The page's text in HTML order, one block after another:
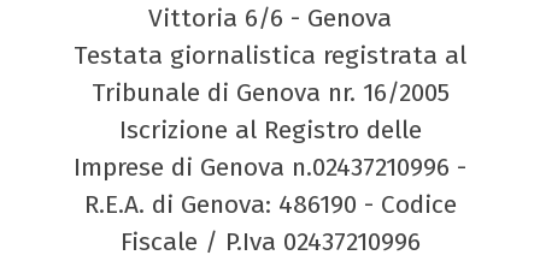
Vittoria 6/6 - Genova
Testata giornalistica registrata al
Tribunale di Genova nr. 16/2005
Iscrizione al Registro delle
Imprese di Genova n.02437210996 -
R.E.A. di Genova: 486190 - Codice
Fiscale / P.Iva 02437210996